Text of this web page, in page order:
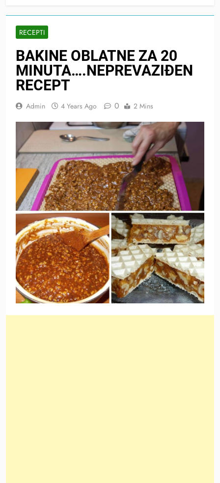
RECEPTI
BAKINE OBLATNE ZA 20
MINUTA….NEPREVAZIĐEN
RECEPT
Admin 4 Years Ago 0 2 Mins